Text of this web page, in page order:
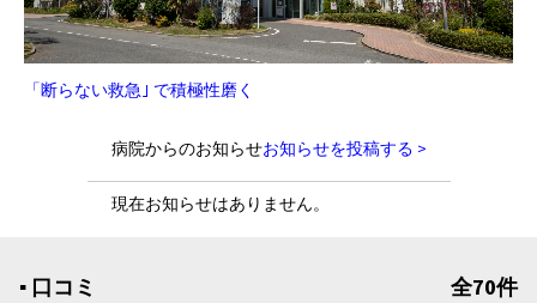
「断らない救急｣ で積極性磨く
病院からのお知らせお知らせを投稿する >
現在お知らせはありません。
▪︎ 口コミ 全70件